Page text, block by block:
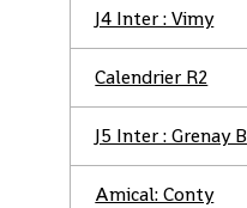
J4 Inter : Vimy
Calendrier R2
J5 Inter : Grenay B
Amical: Conty